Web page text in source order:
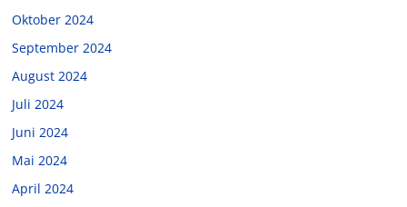
Oktober 2024
September 2024
August 2024
Juli 2024
Juni 2024
Mai 2024
April 2024